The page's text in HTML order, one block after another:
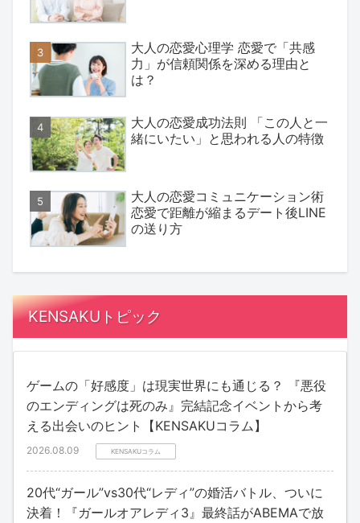
大人の恋愛心理学 恋愛で「共感
力」が信頼関係を深める理由と
は？
大人の恋愛成功法則 「この人と一
緒にいたい」と思われる人の特徴
大人の恋愛コミュニケーション術
恋愛で距離が縮まるデート後LINE
の送り方
KENSAKUトピック
ゲームの「好感度」は現実世界にも通じる？ 『悪役
のエンディングは死のみ』完結記念イベントから考
える出会いのヒント【KENSAKUコラム】
2026.08.09 KENSAKUコラム
20代“ガール”vs30代“レディ”の婚活バトル、ついに
決着！『ガールオアレディ3』最終話がABEMAで放